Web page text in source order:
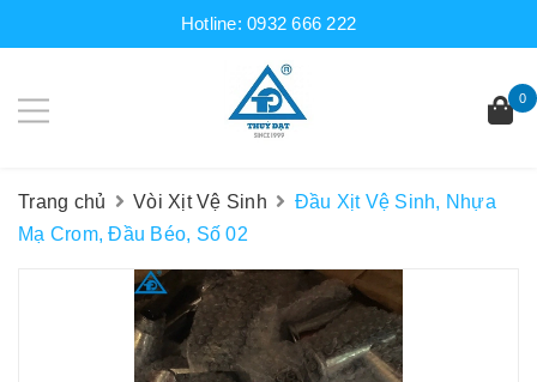
Hotline:0932 666 222
0
Trang chủ Vòi Xịt Vệ Sinh
Đầu Xịt Vệ Sinh, Nhựa
Mạ Crom, Đầu Béo, Số 02